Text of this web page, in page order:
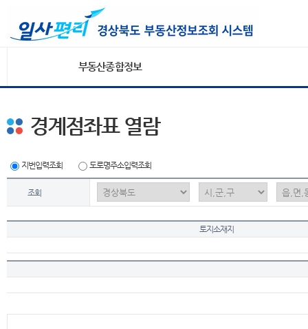
부동산종합정보
경계점좌표 열람
지번입력조회 도로명주소입력조회
조회
토지소재지